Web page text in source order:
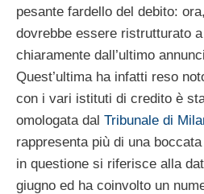
pesante fardello del debito:
dovrebbe essere ristrutturato
chiaramente dall’ultimo
Quest’ultima ha infatti reso
con i vari istituti di credito è
omologata dal Tribunale di
rappresenta più di una
in questione si riferisce alla
giugno ed ha coinvolto un